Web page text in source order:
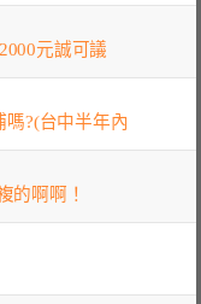
元誠可議
嗎?(台中半年內
的啊啊！